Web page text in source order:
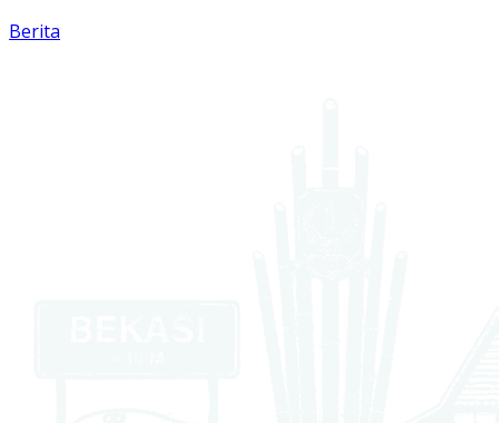
Berita